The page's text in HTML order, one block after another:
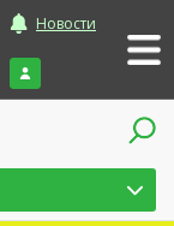
Новости
Войти